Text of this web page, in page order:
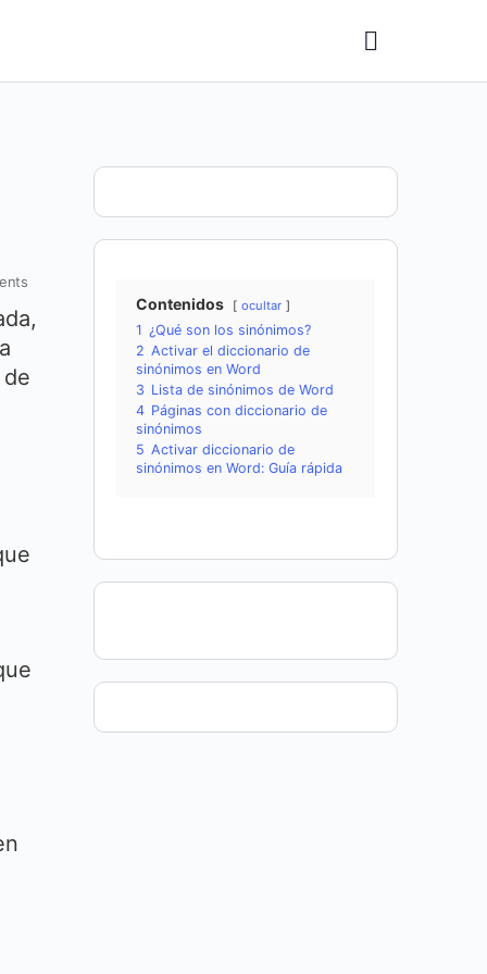
Contenidos ocultar
1 ¿Qué son los sinónimos?
2 Activar el diccionario de
sinónimos en Word
3 Lista de sinónimos de Word
4 Páginas con diccionario de
sinónimos
5 Activar diccionario de
sinónimos en Word: Guía rápida